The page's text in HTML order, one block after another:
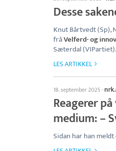
Desse
Knut Bårtvedt (Sp),
fråVelferd- og
Sæterdal (VIPartiet).
LES ARTIKKEL
18. september 2025·
Reagerer
medium: –
Sidan har han